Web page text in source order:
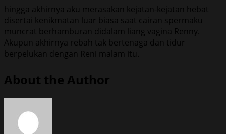
hingga akhirnya aku merasakan kejatan-kejatan hebat
disertai kenikmatan luar biasa saat cairan spermaku
muncrat berhamburan didalam liang vagina Renny.
Akupun akhirnya rebah tak bertenaga dan tidur
berpelukan dengan Reni malam itu.
About the Author